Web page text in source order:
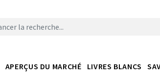
APERÇUS DU MARCHÉ LIVRES BLANCS